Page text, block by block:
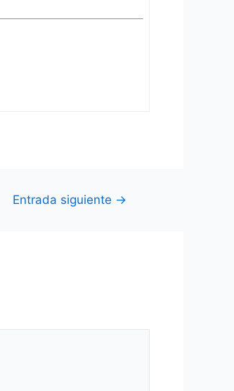
Entrada siguiente →